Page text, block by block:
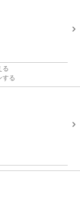
る
する